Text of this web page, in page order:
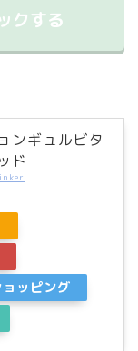
クする
ンギュルビタ
ド
ッピング